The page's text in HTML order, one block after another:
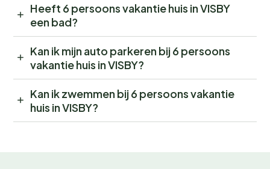
Heeft 6 persoons vakantie huis in VISBY
een bad?
Kan ik mijn auto parkeren bij 6 persoons
vakantie huis in VISBY?
Kan ik zwemmen bij 6 persoons vakantie
huis in VISBY?